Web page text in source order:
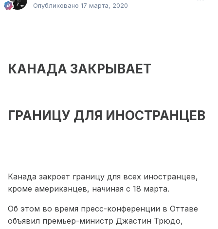
Опубликовано 17 марта, 2020
КАНАДА ЗАКРЫВАЕТ
ГРАНИЦУ ДЛЯ ИНОСТРАНЦЕВ
Канада закроет границу для всех иностранцев,
кроме американцев, начиная с 18 марта.
Об этом во время пресс-конференции в Оттаве
объявил премьер-министр Джастин Трюдо,